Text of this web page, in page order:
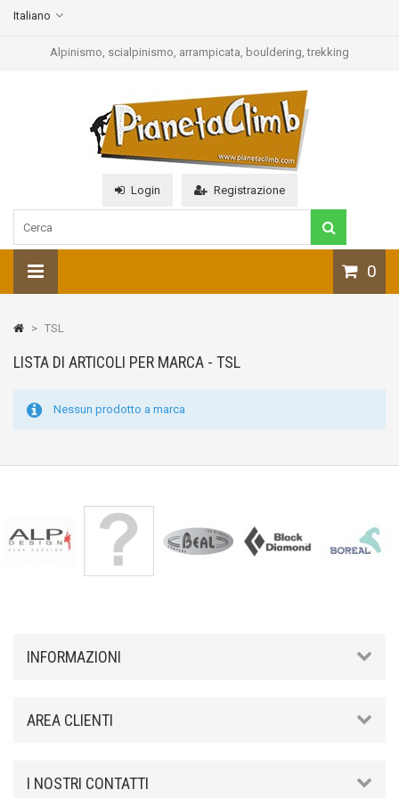
Alpinismo, scialpinismo, arrampicata, bouldering, trekking
Italiano
Login Registrazione
0
> TSL
LISTA DI ARTICOLI PER MARCA - TSL
Nessun prodotto a marca
INFORMAZIONI
AREA CLIENTI
I NOSTRI CONTATTI